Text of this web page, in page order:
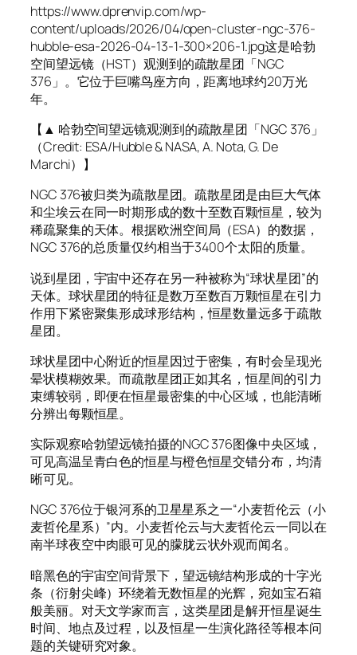
https://www.dprenvip.com/wp-
content/uploads/2026/04/open-cluster-ngc-376-
hubble-esa-2026-04-13-1-300×206-1.jpg这是哈勃
空间望远镜（HST）观测到的疏散星团「NGC
376」。它位于巨嘴鸟座方向，距离地球约20万光
年。
【▲ 哈勃空间望远镜观测到的疏散星团「NGC 376」
（Credit: ESA/Hubble & NASA, A. Nota, G. De
Marchi）】
NGC 376被归类为疏散星团。疏散星团是由巨大气体
和尘埃云在同一时期形成的数十至数百颗恒星，较为
稀疏聚集的天体。根据欧洲空间局（ESA）的数据，
NGC 376的总质量仅约相当于3400个太阳的质量。
说到星团，宇宙中还存在另一种被称为“球状星团”的
天体。球状星团的特征是数万至数百万颗恒星在引力
作用下紧密聚集形成球形结构，恒星数量远多于疏散
星团。
球状星团中心附近的恒星因过于密集，有时会呈现光
晕状模糊效果。而疏散星团正如其名，恒星间的引力
束缚较弱，即便在恒星最密集的中心区域，也能清晰
分辨出每颗恒星。
实际观察哈勃望远镜拍摄的NGC 376图像中央区域，
可见高温呈青白色的恒星与橙色恒星交错分布，均清
晰可见。
NGC 376位于银河系的卫星星系之一“小麦哲伦云（小
麦哲伦星系）”内。小麦哲伦云与大麦哲伦云一同以在
南半球夜空中肉眼可见的朦胧云状外观而闻名。
暗黑色的宇宙空间背景下，望远镜结构形成的十字光
条（衍射尖峰）环绕着无数恒星的光辉，宛如宝石箱
般美丽。对天文学家而言，这类星团是解开恒星诞生
时间、地点及过程，以及恒星一生演化路径等根本问
题的关键研究对象。